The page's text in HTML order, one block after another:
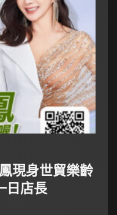
現身世貿樂齡
日店長